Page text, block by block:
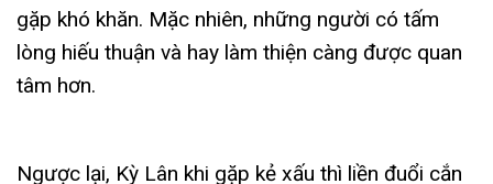
gặp khó khăn. Mặc nhiên, những người có tấm
lòng hiếu thuận và hay làm thiện càng được quan
tâm hơn.
Ngược lại, Kỳ Lân khi gặp kẻ xấu thì liền đuổi cắn